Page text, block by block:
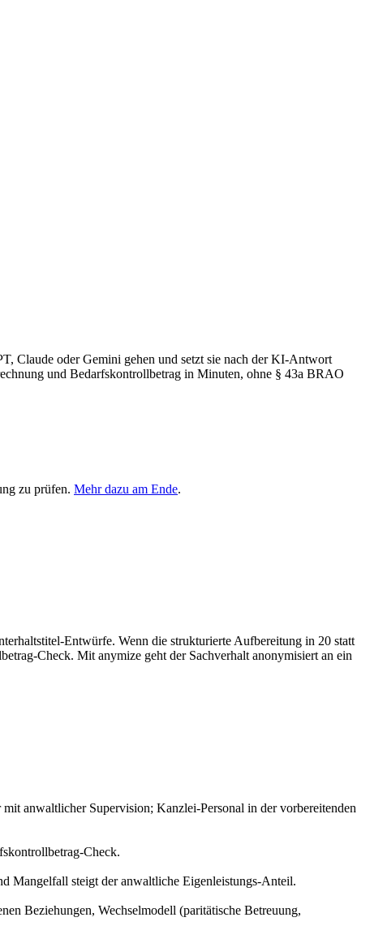
Claude oder Gemini gehen und setzt sie nach der KI-Antwort
und Bedarfskontrollbetrag in Minuten, ohne § 43a BRAO
zu prüfen. Mehr dazu am Ende.
Entwürfe. Wenn die strukturierte Aufbereitung in 20 statt
Check. Mit anymize geht der Sachverhalt anonymisiert an ein
anwaltlicher Supervision; Kanzlei-Personal in der vorbereitenden
Check.
Mangelfall steigt der anwaltliche Eigenleistungs-Anteil.
Beziehungen, Wechselmodell (paritätische Betreuung,